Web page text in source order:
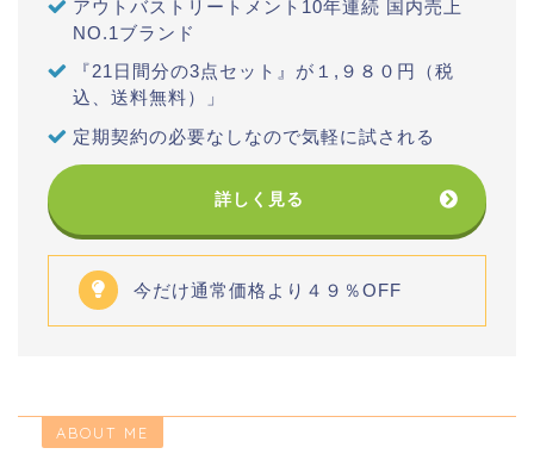
アウトバストリートメント10年連続 国内売上
NO.1ブランド
『21日間分の3点セット』が１,９８０円（税
込、送料無料）」
定期契約の必要なしなので気軽に試される
詳しく見る
今だけ通常価格より４９％OFF
ABOUT ME